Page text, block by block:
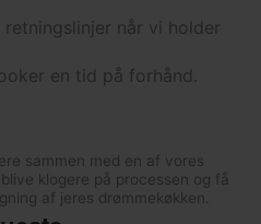
når vi holder
en tid på forhånd.
sammen med en af vores
klogere på processen og få
af jeres drømmekøkken.